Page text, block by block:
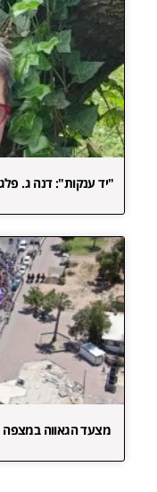
"יד ענקות": דנה ג.
מצעד הגאווה במצפה